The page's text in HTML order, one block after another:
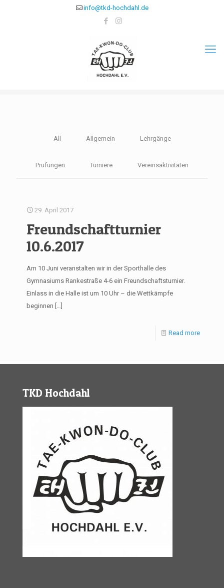
info@tkd-hochdahl.de
All Allgemein Lehrgänge
Prüfungen Turniere Vereinsaktivitäten
29. April 2017
Freundschaftturnier
10.6.2017
Am 10 Juni veranstalten wir in der Sporthalle des
Gymnasiums Rankestraße 4-6 ein Freundschaftsturnier.
Einlass in die Halle ist um 10 Uhr – die Wettkämpfe
beginnen […]
Read more
TKD Hochdahl